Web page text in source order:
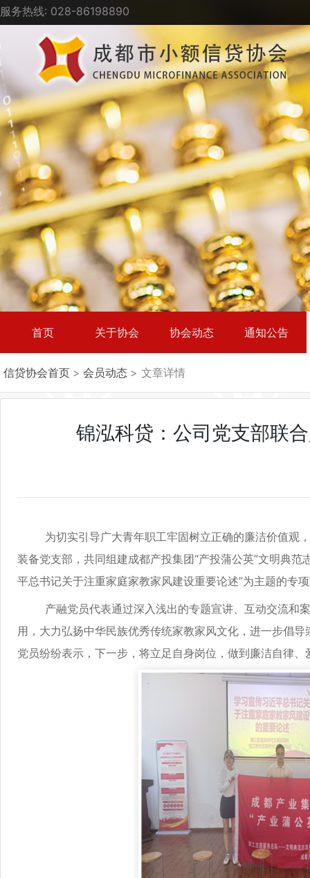
服务热线: 028-86198890
首页 关于协会 协会动态 通知公告
信贷协会首页 > 会员动态 > 文章详情
锦泓科贷：公司党支部联
为切实引导广大青年职工牢固树立正确的廉洁价值观，
装备党支部，共同组建成都产投集团“产投蒲公英”文明典
平总书记关于注重家庭家教家风建设重要论述”为主题的专
产融党员代表通过深入浅出的专题宣讲、互动交流和案
用，大力弘扬中华民族优秀传统家教家风文化，进一步倡
党员纷纷表示，下一步，将立足自身岗位，做到廉洁自律